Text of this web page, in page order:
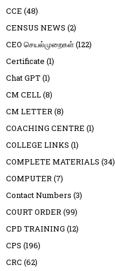
CCE (48)
CENSUS NEWS (2)
CEO செயல்முறைகள்(122)
Certificate (1)
Chat GPT(1)
CM CELL(8)
CM LETTER(8)
COACHING CENTRE (1)
COLLEGE LINKS (1)
COMPLETE MATERIALS (34)
COMPUTER(7)
Contact Numbers (3)
COURT ORDER(99)
CPD TRAINING (12)
CPS (196)
CRC (62)